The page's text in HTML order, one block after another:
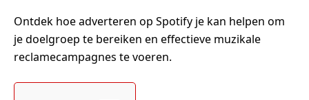
Ontdek hoe adverteren op Spotify je kan helpen om
je doelgroep te bereiken en effectieve muzikale
reclamecampagnes te voeren.